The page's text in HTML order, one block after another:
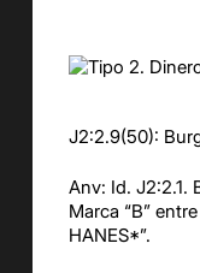
J2:2.9(50):
Anv: Id. J2:2.1.
Marca “B”
HANES*”.